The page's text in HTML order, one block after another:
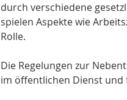
durch verschiedene
spielen Aspekte wie
Rolle.
Die Regelungen zur
im öffentlichen Dienst